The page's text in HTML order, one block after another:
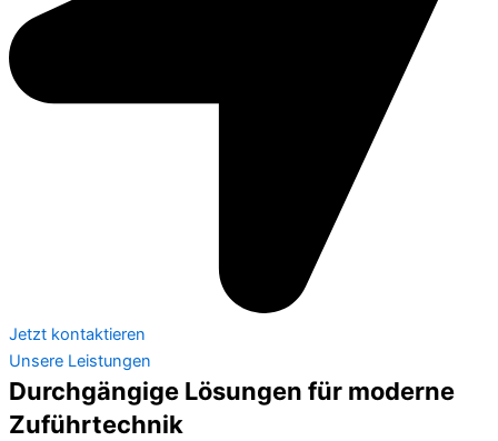
Jetzt kontaktieren
Unsere Leistungen
Durchgängige Lösungen für moderne
Zuführtechnik